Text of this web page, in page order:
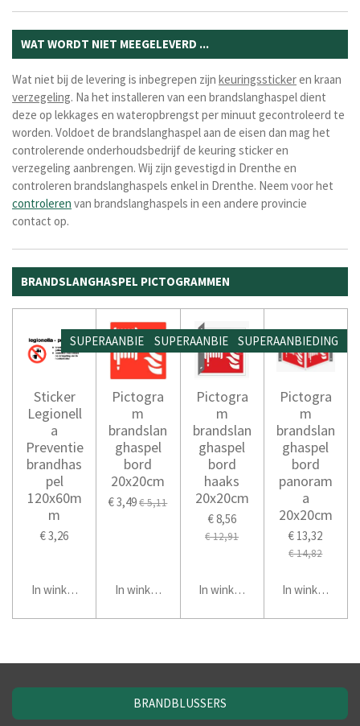
WAT WORDT NIET MEEGELEVERD ...
Wat niet bij de levering is inbegrepen zijn keuringsstickeren kraan
verzegeling. Na het installeren van een brandslanghaspel dient
deze op lekkages en wateropbrengst per minuut gecontroleerd te
worden. Voldoet de brandslanghaspel aan de eisen dan mag het
controlerende onderhoudsbedrijf de keuring sticker en
verzegeling aanbrengen. Wij zijn gevestigd in Drenthe en
controleren brandslanghaspels enkel in Drenthe. Neem voor het
controleren van brandslanghaspels in een andere provincie
contact op.
BRANDSLANGHASPEL PICTOGRAMMEN
Sticker
Legionell
a
Preventie
brandhas
pel
120x60m
m
€ 3,26
In winkelwagen
SUPERAANBIEDING
Pictogra
m
brandslan
ghaspel
bord
20x20cm
€ 3,49€ 5,11
In winkelwagen
SUPERAANBIEDING
Pictogra
m
brandslan
ghaspel
bord
haaks
20x20cm
€ 8,56
€ 12,91
In winkelwagen
SUPERAANBIEDING
Pictogra
m
brandslan
ghaspel
bord
panoram
a
20x20cm
€ 13,32
€ 14,82
In winkelwagen
BRANDBLUSSERS